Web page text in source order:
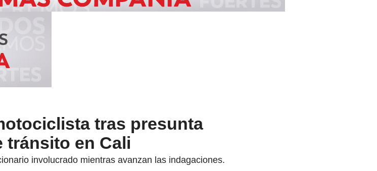
tras presunta
tránsito en Cali
involucrado mientras avanzan las indagaciones.